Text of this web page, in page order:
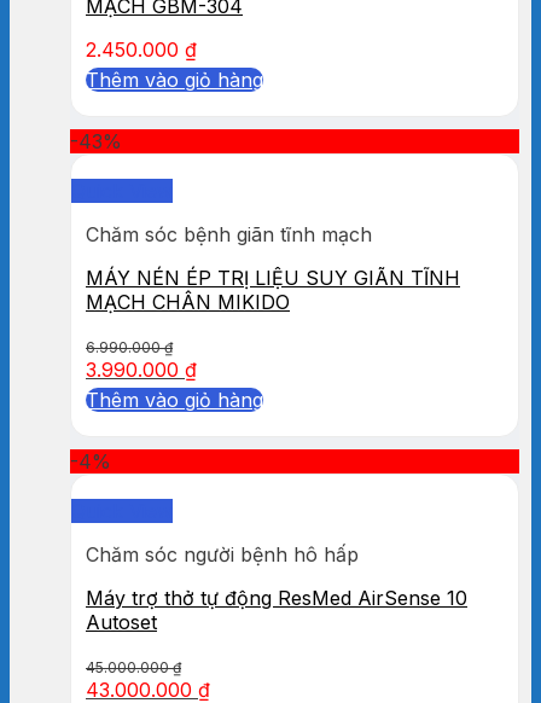
MẠCH GBM-304
2.450.000 ₫
Thêm vào giỏ hàng
-43%
Chăm sóc bệnh giãn tĩnh mạch
MÁY NÉN ÉP TRỊ LIỆU SUY GIÃN TĨNH
MẠCH CHÂN MIKIDO
6.990.000₫
3.990.000 ₫
Thêm vào giỏ hàng
-4%
Chăm sóc người bệnh hô hấp
Máy trợ thở tự động ResMed AirSense 10
Autoset
45.000.000₫
43.000.000 ₫